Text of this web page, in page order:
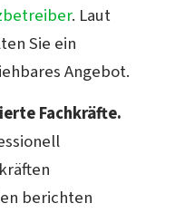
. Laut
Sie ein
Angebot.
Fachkräfte.
berichten